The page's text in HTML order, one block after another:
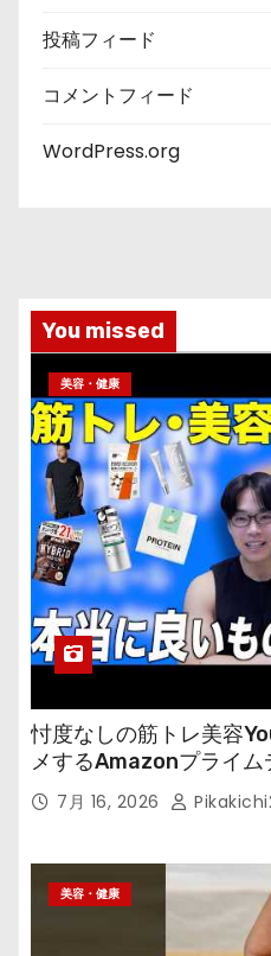
投稿フィード
コメントフィード
WordPress.org
You missed
美容・健康
忖度なしの筋トレ美容
メするAmazonプライム
の 7月 16, 2026
美容・健康